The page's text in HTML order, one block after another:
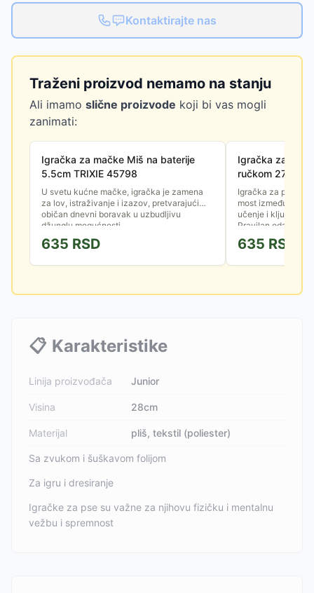
Kontaktirajte nas
Traženi proizvod nemamo na stanju
Ali imamo slične proizvode koji bi vas mogli
zanimati:
Igračka za mačke Miš na baterije
5.5cm TRIXIE 45798
U svetu kućne mačke, igračka je zamena
za lov, istraživanje i izazov, pretvarajući
običan dnevni boravak u uzbudljivu
džunglu mogućnosti.
635 RSD
Igračka za pse
ručkom 27cm
33477
Igračka za psa nije
most između vas i
učenje i ključ za
Pravilan odabir
635 RSD
📋 Karakteristike
Linija proizvođača Junior
Visina 28cm
Materijal pliš, tekstil (poliester)
Sa zvukom i šuškavom folijom
Za igru i dresiranje
Igračke za pse su važne za njihovu fizičku i mentalnu
vežbu i spremnost